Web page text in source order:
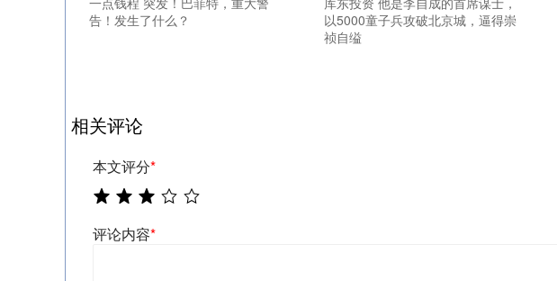
告！发生了什么？
以5000童子兵攻破北京城，逼得崇
祯自缢
相关评论
本文评分*
评论内容*